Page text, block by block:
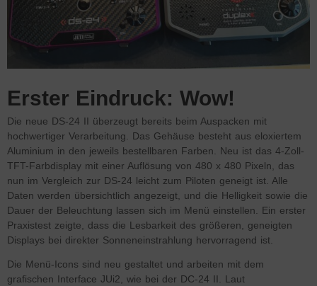
Erster Eindruck: Wow!
Die neue DS-24 II überzeugt bereits beim Auspacken mit
hochwertiger Verarbeitung. Das Gehäuse besteht aus eloxiertem
Aluminium in den jeweils bestellbaren Farben. Neu ist das 4-Zoll-
TFT-Farbdisplay mit einer Auflösung von 480 x 480 Pixeln, das
nun im Vergleich zur DS-24 leicht zum Piloten geneigt ist. Alle
Daten werden übersichtlich angezeigt, und die Helligkeit sowie die
Dauer der Beleuchtung lassen sich im Menü einstellen. Ein erster
Praxistest zeigte, dass die Lesbarkeit des größeren, geneigten
Displays bei direkter Sonneneinstrahlung hervorragend ist.
Die Menü-Icons sind neu gestaltet und arbeiten mit dem
grafischen Interface JUi2, wie bei der DC-24 II. Laut